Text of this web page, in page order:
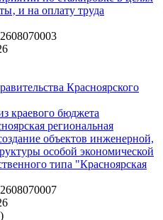
и на оплату труда
Красноярского
краевого бюджета
региональная
объектов инженерной,
особой экономической
типа "Красноярская